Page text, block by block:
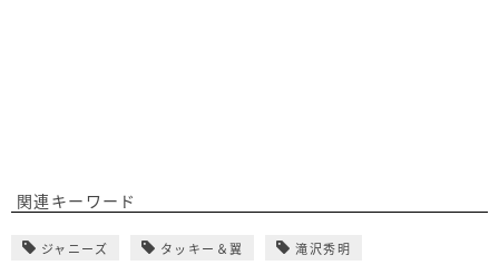
関連キーワード
ジャニーズ タッキー＆翼 滝沢秀明